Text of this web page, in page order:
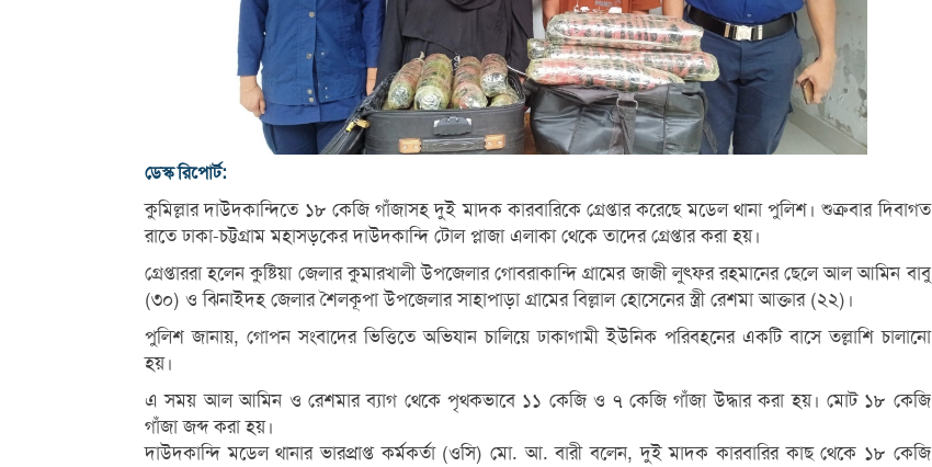
ডেস্ক রিপোর্ট:
কুমিল্লার দাউদকান্দিতে ১৮ কেজি গাঁজাসহ দুই মাদক কারবারিকে গ্রেপ্তার করেছে মডেল থানা পুলিশ। শুক্রবার দিবাগত
রাতে ঢাকা-চট্টগ্রাম মহাসড়কের দাউদকান্দি টোল প্লাজা এলাকা থেকে তাদের গ্রেপ্তার করা হয়।
গ্রেপ্তাররা হলেন কুষ্টিয়া জেলার কুমারখালী উপজেলার গোবরাকান্দি গ্রামের জাজী লুৎফর রহমানের ছেলে আল আমিন বাবু
(৩০) ও ঝিনাইদহ জেলার শৈলকূপা উপজেলার সাহাপাড়া গ্রামের বিল্লাল হোসেনের স্ত্রী রেশমা আক্তার (২২)।
পুলিশ জানায়, গোপন সংবাদের ভিত্তিতে অভিযান চালিয়ে ঢাকাগামী ইউনিক পরিবহনের একটি বাসে তল্লাশি চালানো
হয়।
এ সময় আল আমিন ও রেশমার ব্যাগ থেকে পৃথকভাবে ১১ কেজি ও ৭ কেজি গাঁজা উদ্ধার করা হয়। মোট ১৮ কেজি
গাঁজা জব্দ করা হয়।
দাউদকান্দি মডেল থানার ভারপ্রাপ্ত কর্মকর্তা (ওসি) মো. আ. বারী বলেন, দুই মাদক কারবারির কাছ থেকে ১৮ কেজি